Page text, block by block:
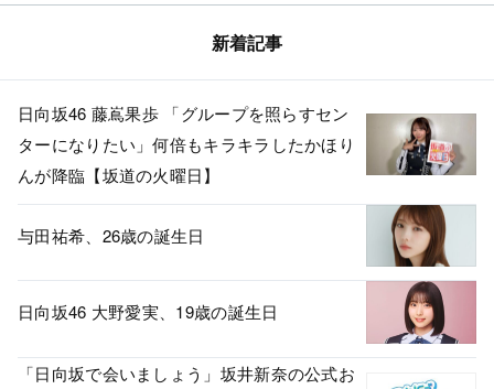
新着記事
日向坂46 藤嶌果歩 「グループを照らすセン
ターになりたい」何倍もキラキラしたかほり
んが降臨【坂道の火曜日】
与田祐希、26歳の誕生日
日向坂46 大野愛実、19歳の誕生日
「日向坂で会いましょう」坂井新奈の公式お